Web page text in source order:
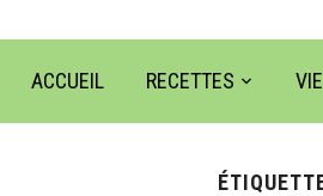
ACCUEIL RECETTES